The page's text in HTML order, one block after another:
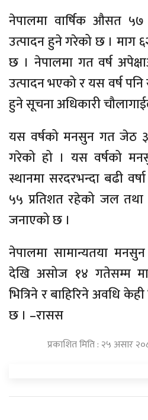
नेपालमा वार्षिक औसत
उत्पादन हुने गरेको छ । माग
छ । नेपालमा गत वर्ष
उत्पादन भएको र यस वर्ष
हुने सूचना अधिकारी
यस वर्षको मनसुन गत जेठ
गरेको हो । यस वर्षको
स्थानमा सरदरभन्दा बढी
५५ प्रतिशत रहेको जल तथा
जनाएको छ ।
नेपालमा सामान्यतया
देखि असोज १४ गतेसम्म
भित्रिने र बाहिरिने अवधि
छ । –रासस
प्रकाशित मिति : २५ असार